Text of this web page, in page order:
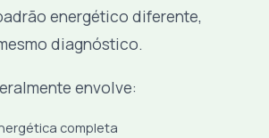
energético diferente,
diagnóstico.
envolve:
completa